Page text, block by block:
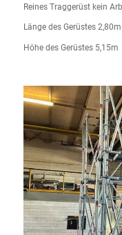
Reines Traggerüst kein
Länge des Gerüstes 2,80m
Höhe des Gerüstes 5,15m